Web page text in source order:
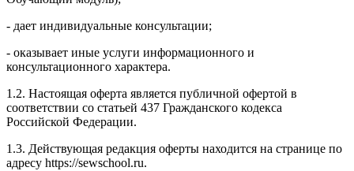
- дает индивидуальные консультации;
- оказывает иные услуги информационного и
консультационного характера.
1.2. Настоящая оферта является публичной офертой в
соответствии со статьей 437 Гражданского кодекса
Российской Федерации.
1.3. Действующая редакция оферты находится на странице по
адресу https://sewschool.ru.